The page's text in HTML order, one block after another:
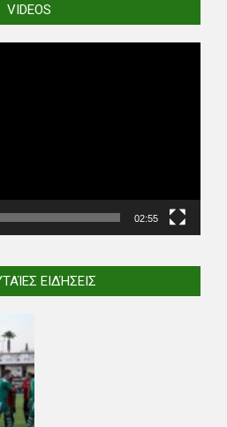
VIDEOS
02:55
ΕΙΔΉΣΕΙΣ